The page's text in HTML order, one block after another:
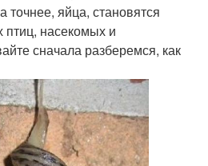
яйца, становятся
птиц, насекомых и
сначала разберемся, как